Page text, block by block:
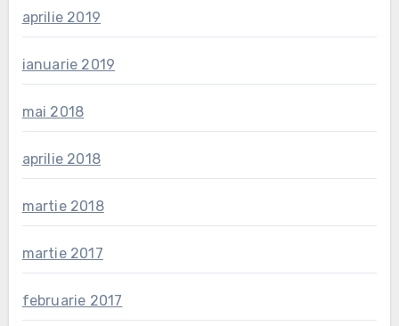
aprilie 2019
ianuarie 2019
mai 2018
aprilie 2018
martie 2018
martie 2017
februarie 2017